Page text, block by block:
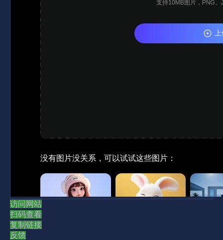
访问网站
扫码查看
复制链接
反馈